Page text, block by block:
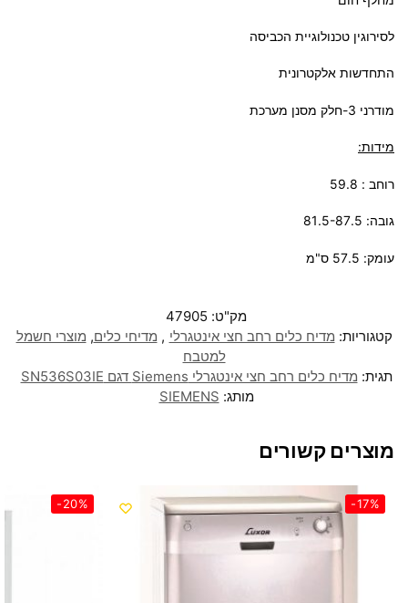
לסירוגין טכנולוגיית הכביסה
התחדשות אלקטרונית
מודרני 3-חלק מסנן מערכת
מידות:
רוחב : 59.8
גובה: 81.5-87.5
עומק: 57.5 ס"מ
מק"ט: 47905
קטגוריות: מדיח כלים רחב חצי אינטגרלי , מדיחי כלים, מוצרי חשמל
למטבח
תגית: מדיח כלים רחב חצי אינטגרלי Siemens דגם SN536S03IE
מותג: SIEMENS
מוצרים קשורים
-17%
-20%